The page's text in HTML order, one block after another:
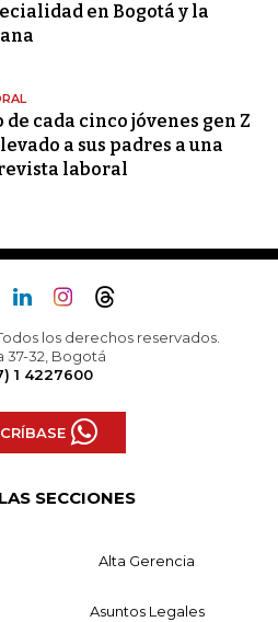
en Bogotá y la
de cada cinco jóvenes gen Z
a sus padres a una
laboral
los derechos reservados.
37-32, Bogotá
1 4227600
SECCIONES
Alta Gerencia
Asuntos Legales